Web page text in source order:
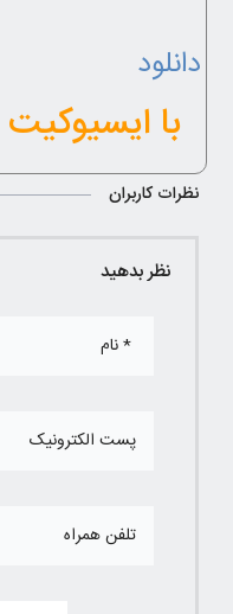
دانلود
با ایسیوکیت
نظرات کاربران
نظر بدهید